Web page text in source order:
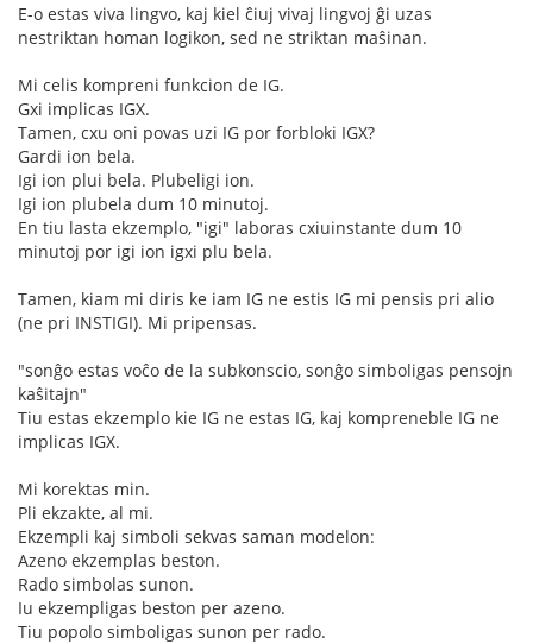
E-o estas viva lingvo, kaj kiel ĉiuj vivaj lingvoj ĝi uzas
nestriktan homan logikon, sed ne striktan maŝinan.
Mi celis kompreni funkcion de IG.
Gxi implicas IGX.
Tamen, cxu oni povas uzi IG por forbloki IGX?
Gardi ion bela.
Igi ion plui bela. Plubeligi ion.
Igi ion plubela dum 10 minutoj.
En tiu lasta ekzemplo, "igi" laboras cxiuinstante dum 10
minutoj por igi ion igxi plu bela.
Tamen, kiam mi diris ke iam IG ne estis IG mi pensis pri alio
(ne pri INSTIGI). Mi pripensas.
"sonĝo estas voĉo de la subkonscio, sonĝo simboligas pensojn
kaŝitajn"
Tiu estas ekzemplo kie IG ne estas IG, kaj kompreneble IG ne
implicas IGX.
Mi korektas min.
Pli ekzakte, al mi.
Ekzempli kaj simboli sekvas saman modelon:
Azeno ekzemplas beston.
Rado simbolas sunon.
Iu ekzempligas beston per azeno.
Tiu popolo simboligas sunon per rado.